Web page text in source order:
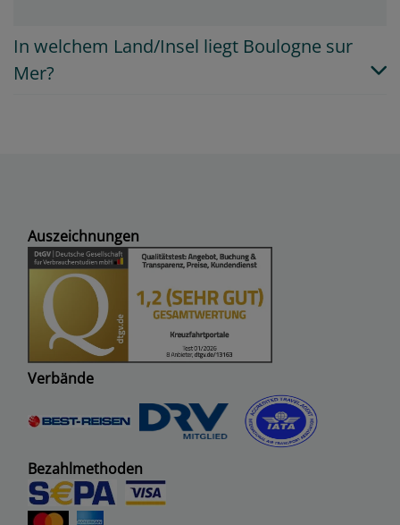
In welchem Land/Insel liegt Boulogne sur
Mer?
Auszeichnungen
Verbände
Bezahlmethoden